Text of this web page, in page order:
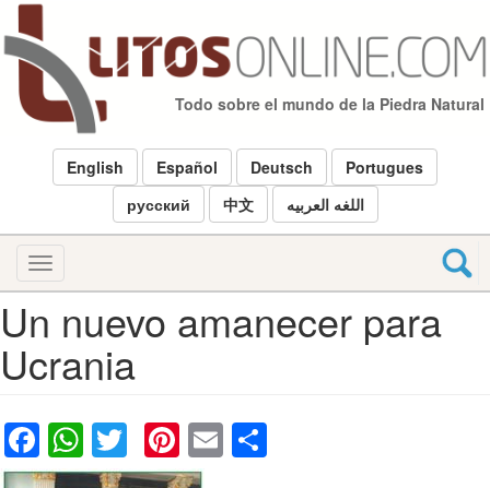
Pasar
al
contenido
principal
Todo sobre el mundo de la Piedra Natural
English Español Deutsch
Portugues
русский
中文 اللغه العربيه
Toggle
navigation
Un nuevo amanecer para
Ucrania
Facebook
WhatsApp
TwitterPinterest
Email